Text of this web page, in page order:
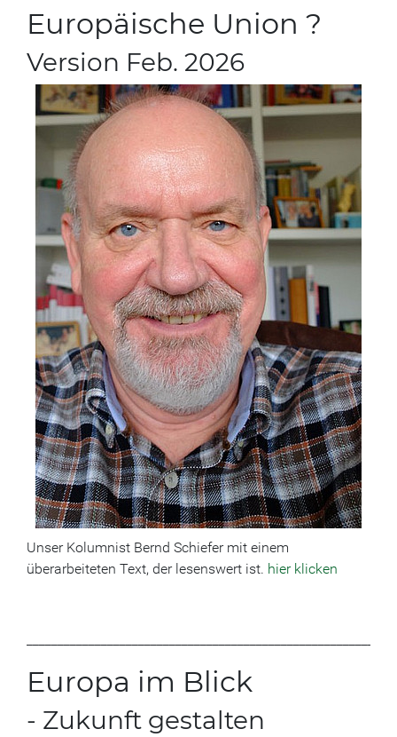
Europäische Union ?
Version Feb. 2026
Unser Kolumnist Bernd Schiefer mit einem
überarbeiteten Text, der lesenswert ist. hier klicken
Europa im Blick
- Zukunft gestalten